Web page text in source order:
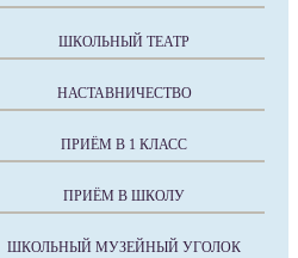
ШКОЛЬНЫЙ ТЕАТР
НАСТАВНИЧЕСТВО
ПРИЁМ В 1 КЛАСС
ПРИЁМ В ШКОЛУ
ШКОЛЬНЫЙ МУЗЕЙНЫЙ УГОЛОК